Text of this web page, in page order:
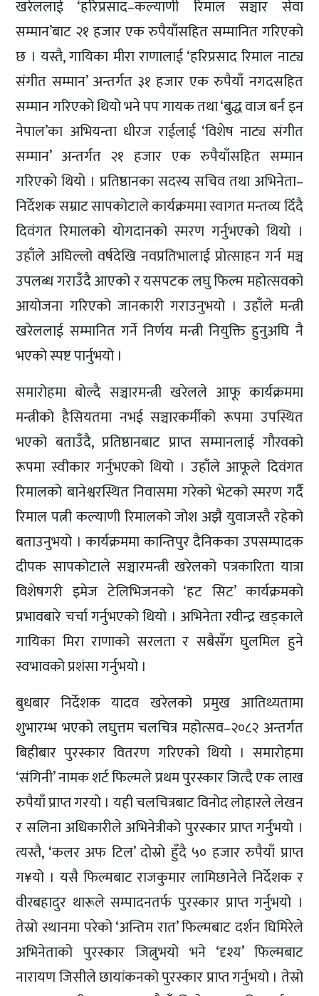
खरेललाई ‘हरिप्रसाद–कल्याणी रिमाल सञ्चार सेवा
सम्मान’बाट २१ हजार एक रुपैयाँसहित सम्मानित गरिएको
छ । यस्तै, गायिका मीरा राणालाई ‘हरिप्रसाद रिमाल नाट्य
संगीत सम्मान’ अन्तर्गत ३१ हजार एक रुपैयाँ नगदसहित
सम्मान गरिएको थियो भने पप गायक तथा ‘बुद्ध वाज बर्न इन
नेपाल’का अभियन्ता धीरज राईलाई ‘विशेष नाट्य संगीत
सम्मान’ अन्तर्गत २१ हजार एक रुपैयाँसहित सम्मान
गरिएको थियो । प्रतिष्ठानका सदस्य सचिव तथा अभिनेता–
निर्देशक सम्राट सापकोटाले कार्यक्रममा स्वागत मन्तव्य दिँदै
दिवंगत रिमालको योगदानको स्मरण गर्नुभएको थियो ।
उहाँले अघिल्लो वर्षदेखि नवप्रतिभालाई प्रोत्साहन गर्न मञ्च
उपलब्ध गराउँदै आएको र यसपटक लघु फिल्म महोत्सवको
आयोजना गरिएको जानकारी गराउनुभयो । उहाँले मन्त्री
खरेललाई सम्मानित गर्ने निर्णय मन्त्री नियुक्ति हुनुअघि नै
भएको स्पष्ट पार्नुभयो ।
समारोहमा बोल्दै सञ्चारमन्त्री खरेलले आफू कार्यक्रममा
मन्त्रीको हैसियतमा नभई सञ्चारकर्मीको रूपमा उपस्थित
भएको बताउँदै, प्रतिष्ठानबाट प्राप्त सम्मानलाई गौरवको
रूपमा स्वीकार गर्नुभएको थियो । उहाँले आफूले दिवंगत
रिमालको बानेश्वरस्थित निवासमा गरेको भेटको स्मरण गर्दै
रिमाल पत्नी कल्याणी रिमालको जोश अझै युवाजस्तै रहेको
बताउनुभयो । कार्यक्रममा कान्तिपुर दैनिकका उपसम्पादक
दीपक सापकोटाले सञ्चारमन्त्री खरेलको पत्रकारिता यात्रा
विशेषगरी इमेज टेलिभिजनको ‘हट सिट’ कार्यक्रमको
प्रभावबारे चर्चा गर्नुभएको थियो । अभिनेता रवीन्द्र खड्काले
गायिका मिरा राणाको सरलता र सबैसँग घुलमिल हुने
स्वभावको प्रशंसा गर्नुभयो ।
बुधबार निर्देशक यादव खरेलको प्रमुख आतिथ्यतामा
शुभारम्भ भएको लघुत्तम चलचित्र महोत्सव–२०८२ अन्तर्गत
बिहीबार पुरस्कार वितरण गरिएको थियो । समारोहमा
‘संगिनी’ नामक शर्ट फिल्मले प्रथम पुरस्कार जित्दै एक लाख
रुपैयाँ प्राप्त गरयो । यही चलचित्रबाट विनोद लोहारले लेखन
र सलिना अधिकारीले अभिनेत्रीको पुरस्कार प्राप्त गर्नुभयो ।
त्यस्तै, ‘कलर अफ टिल’ दोस्रो हुँदै ५० हजार रुपैयाँ प्राप्त
ग¥यो । यसै फिल्मबाट राजकुमार लामिछानेले निर्देशक र
वीरबहादुर थारूले सम्पादनतर्फ पुरस्कार प्राप्त गर्नुभयो ।
तेस्रो स्थानमा परेको ‘अन्तिम रात’ फिल्मबाट दर्शन घिमिरेले
अभिनेताको पुरस्कार जित्नुभयो भने ‘दृश्य’ फिल्मबाट
नारायण जिसीले छायांकनको पुरस्कार प्राप्त गर्नुभयो । तेस्रो